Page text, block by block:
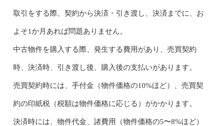
取引をする際、契約から決済・引き渡し、決済までに、お
よそ1か月あれば問題ありません。
中古物件を購入する際、発生する費用があり、売買契約
時、決済時、引き渡し後、購入後の支払いがあります。
売買契約時には、手付金（物件価格の10%ほど）、売買契
約の印紙税（税額は物件価格に応じる）がかかります。
決済時には、物件代金、諸費用（物件価格の5〜8%ほど）